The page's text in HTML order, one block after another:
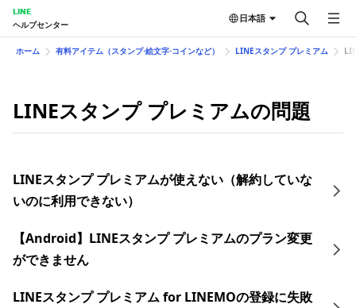
LINE
ヘルプセンター
日本語
ホーム 有料アイテム（スタンプ⋅絵文字⋅コインなど） LINEスタンプ プレミアム
LINEスタンプ プレミアムの問題
LINEスタンプ プレミアムが使えない（解約していな
いのに利用できない）
【Android】LINEスタンプ プレミアムのプラン変更
ができません
LINEスタンプ プレミアム for LINEMOの登録に失敗